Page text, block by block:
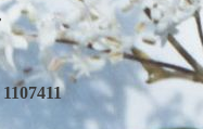
1107411